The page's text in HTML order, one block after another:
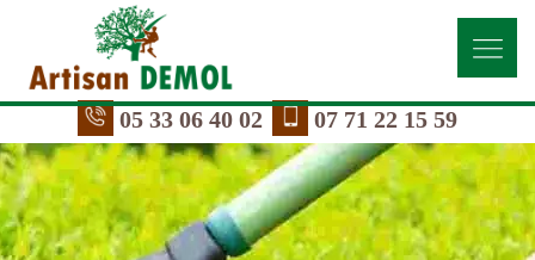
05 33 06 40 02 07 71 22 15 59